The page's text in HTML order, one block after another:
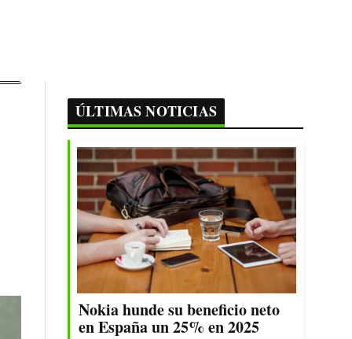
ÚLTIMAS NOTICIAS
Nokia hunde su beneficio neto
en España un 25% en 2025